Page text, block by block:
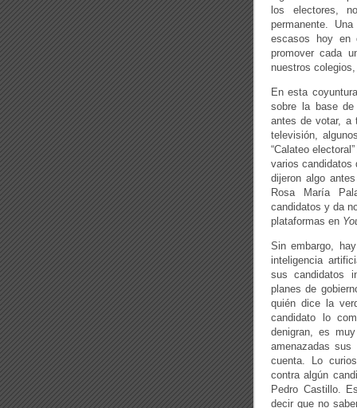
los electores,
permanente.
escasos hoy en
promover cada
nuestros
En esta
sobre la base
antes de votar, a
televisión,
“Calateo
varios candidatos
dijeron algo
Rosa María
candidatos y da
plataformas en
Sin embargo,
inteligencia
sus candidatos
planes de
quién dice la
candidato lo
denigran, es
amenazadas
cuenta. Lo
contra algún
Pedro Castillo.
decir que no